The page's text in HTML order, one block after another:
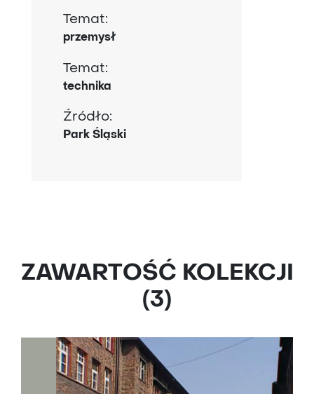
ZAWARTOŚĆ KOLEKCJI
(3)
Temat:
przemysł
Temat:
technika
Źródło:
Park Śląski